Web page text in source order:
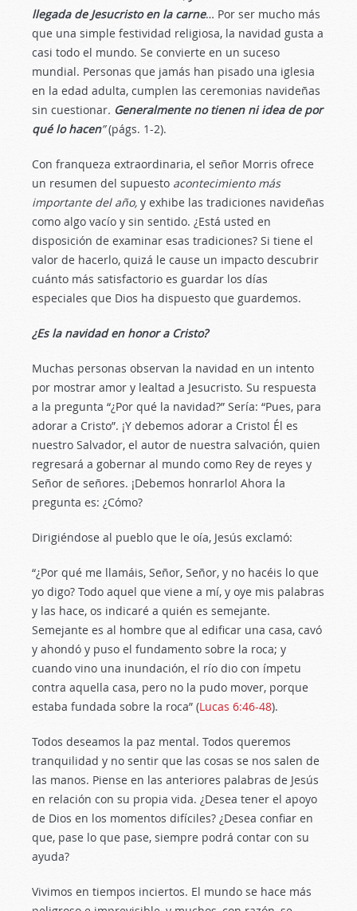
llegada de Jesucristo en la carne… Por ser mucho más
que una simple festividad religiosa, la navidad gusta a
casi todo el mundo. Se convierte en un suceso
mundial. Personas que jamás han pisado una iglesia
en la edad adulta, cumplen las ceremonias navideñas
sin cuestionar. Generalmente no tienen ni idea de por
qué lo hacen”(págs. 1-2).
Con franqueza extraordinaria, el señor Morris ofrece
un resumen del supuesto acontecimiento más
importante del año, y exhibe las tradiciones navideñas
como algo vacío y sin sentido. ¿Está usted en
disposición de examinar esas tradiciones? Si tiene el
valor de hacerlo, quizá le cause un impacto descubrir
cuánto más satisfactorio es guardar los días
especiales que Dios ha dispuesto que guardemos.
¿Es la navidad en honor a Cristo?
Muchas personas observan la navidad en un intento
por mostrar amor y lealtad a Jesucristo. Su respuesta
a la pregunta “¿Por qué la navidad?” Sería: “Pues, para
adorar a Cristo”. ¡Y debemos adorar a Cristo! Él es
nuestro Salvador, el autor de nuestra salvación, quien
regresará a gobernar al mundo como Rey de reyes y
Señor de señores. ¡Debemos honrarlo! Ahora la
pregunta es: ¿Cómo?
Dirigiéndose al pueblo que le oía, Jesús exclamó:
“¿Por qué me llamáis, Señor, Señor, y no hacéis lo que
yo digo? Todo aquel que viene a mí, y oye mis palabras
y las hace, os indicaré a quién es semejante.
Semejante es al hombre que al edificar una casa, cavó
y ahondó y puso el fundamento sobre la roca; y
cuando vino una inundación, el río dio con ímpetu
contra aquella casa, pero no la pudo mover, porque
estaba fundada sobre la roca” (Lucas 6:46-48).
Todos deseamos la paz mental. Todos queremos
tranquilidad y no sentir que las cosas se nos salen de
las manos. Piense en las anteriores palabras de Jesús
en relación con su propia vida. ¿Desea tener el apoyo
de Dios en los momentos difíciles? ¿Desea confiar en
que, pase lo que pase, siempre podrá contar con su
ayuda?
Vivimos en tiempos inciertos. El mundo se hace más